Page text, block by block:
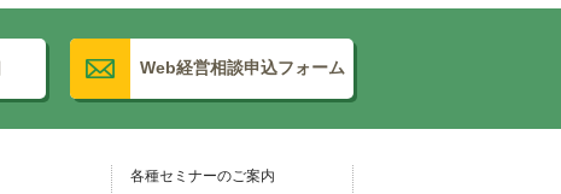
Web経営相談申込フォーム
各種セミナーのご案内